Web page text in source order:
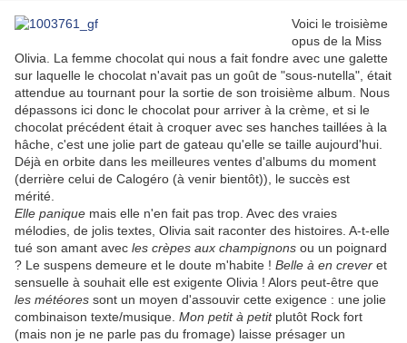
Voici le troisième
opus de la Miss
Olivia. La femme chocolat qui nous a fait fondre avec une galette
sur laquelle le chocolat n'avait pas un goût de "sous-nutella", était
attendue au tournant pour la sortie de son troisième album. Nous
dépassons ici donc le chocolat pour arriver à la crème, et si le
chocolat précédent était à croquer avec ses hanches taillées à la
hâche, c'est une jolie part de gateau qu'elle se taille aujourd'hui.
Déjà en orbite dans les meilleures ventes d'albums du moment
(derrière celui de Calogéro (à venir bientôt)), le succès est
mérité.
Elle panique mais elle n'en fait pas trop. Avec des vraies
mélodies, de jolis textes, Olivia sait raconter des histoires. A-t-elle
tué son amant avec les crèpes aux champignons ou un poignard
? Le suspens demeure et le doute m'habite ! Belle à en crever et
sensuelle à souhait elle est exigente Olivia ! Alors peut-être que
les météores sont un moyen d'assouvir cette exigence : une jolie
combinaison texte/musique. Mon petit à petitplutôt Rock fort
(mais non je ne parle pas du fromage) laisse présager un